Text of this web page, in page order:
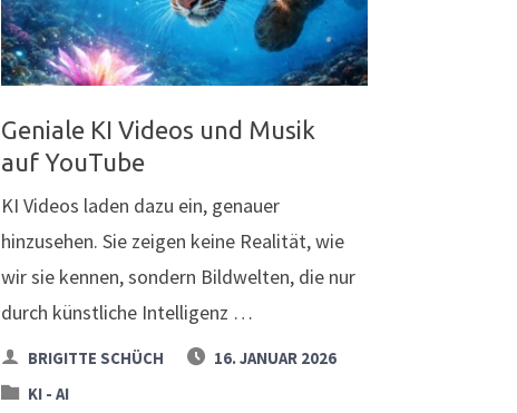
EU
(2026):
GEHT’S"
Geniale KI Videos und Musik
auf YouTube
KI Videos laden dazu ein, genauer
hinzusehen. Sie zeigen keine Realität, wie
wir sie kennen, sondern Bildwelten, die nur
durch künstliche Intelligenz …
BRIGITTE SCHÜCH
16. JANUAR 2026
KI - AI